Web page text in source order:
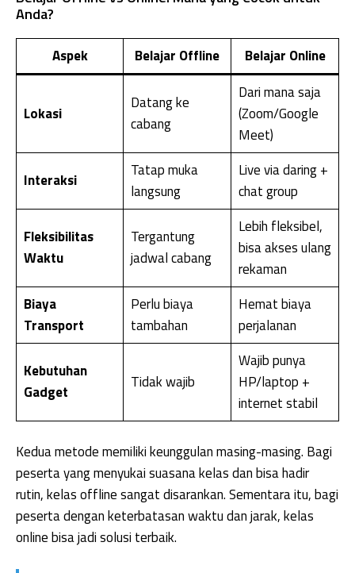
Anda?
Aspek Belajar Offline Belajar Online
Lokasi
Datang ke
cabang
Dari mana saja
(Zoom/Google
Meet)
Interaksi
Tatap muka
langsung
Live via daring +
chat group
Fleksibilitas
Waktu
Tergantung
jadwal cabang
Lebih fleksibel,
bisa akses ulang
rekaman
Biaya
Transport
Perlu biaya
tambahan
Hemat biaya
perjalanan
Kebutuhan
Gadget
Tidak wajib
Wajib punya
HP/laptop +
internet stabil
Kedua metode memiliki keunggulan masing-masing. Bagi
peserta yang menyukai suasana kelas dan bisa hadir
rutin, kelas offline sangat disarankan. Sementara itu, bagi
peserta dengan keterbatasan waktu dan jarak, kelas
online bisa jadi solusi terbaik.